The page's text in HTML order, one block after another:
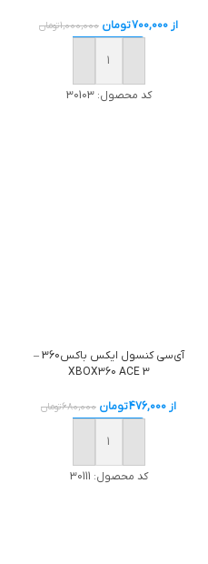
از 700,000تومان 1,000,000تومان
خرید
کد محصول:30103
آی‌سی کنسول ایکس باکس360 –
XBOX360 ACE 3
از 476,000تومان 680,000تومان
خرید
کد محصول: 30111